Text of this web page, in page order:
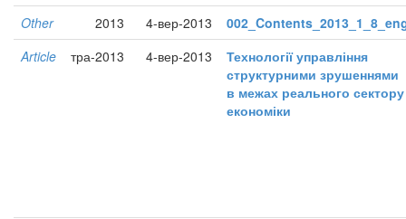
Other
2013 4-вер-2013
Article
тра-2013 4-вер-2013
Технології управління
структурними зрушеннями
в межах реального сектору
економіки